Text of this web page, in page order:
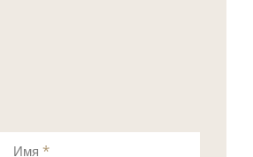
Госпожа
Имя *